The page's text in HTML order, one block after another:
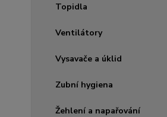
Topidla
Ventilátory
Vysavače a úklid
Zubní hygiena
Žehlení a napařování